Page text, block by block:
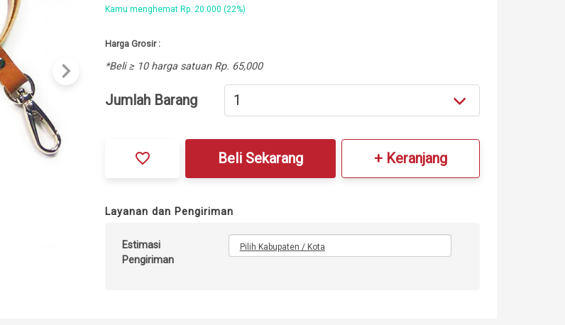
keyboard_arrow_right
Kamu menghemat Rp. 20.000 (22%)
Harga Grosir :
*Beli ≥ 10 harga satuan Rp. 65,000
Jumlah Barang
favorite_border Beli Sekarang + Keranjang
Layanan dan Pengiriman
Estimasi
Pengiriman
Pilih Kabupaten / Kota